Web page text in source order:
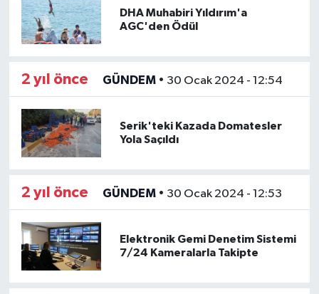
DHA Muhabiri Yıldırım'a
AGC'den Ödül
2 yıl önce GÜNDEM• 30 Ocak 2024 - 12:54
Serik'teki Kazada Domatesler
Yola Saçıldı
2 yıl önce GÜNDEM• 30 Ocak 2024 - 12:53
Elektronik Gemi Denetim Sistemi
7/24 Kameralarla Takipte